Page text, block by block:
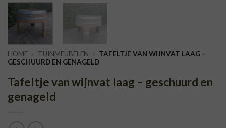
HOME » TUINMEUBELEN » TAFELTJE VAN WIJNVAT LAAG –
GESCHUURD EN GENAGELD
Tafeltje van wijnvat laag – geschuurd en
genageld